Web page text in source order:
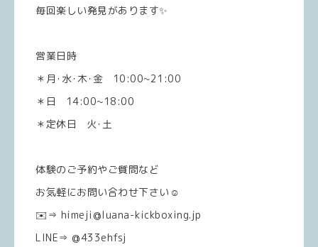
毎回楽しい発見があります✨
営業日時
＊月･水･木･金 10:00~21:00
＊日 14:00~18:00
＊定休日 火･土
体験のご予約やご質問など
お気軽にお問い合わせ下さい☺️
✉️⇒ himeji@luana-kickboxing.jp
LINE⇒ @433ehfsj